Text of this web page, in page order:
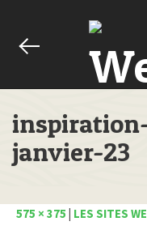
janvier-23
575 × 375 | LES SITES